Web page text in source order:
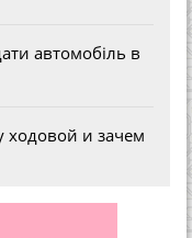
автомобіль в
ходовой и зачем